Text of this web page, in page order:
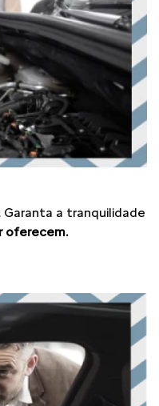
Garanta a tranquilidade
oferecem.